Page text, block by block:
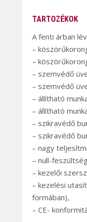
TARTOZÉKOK
A fenti árban
–
–
– szemvédő
– szemvédő
– állítható
– állítható
– szikravédő
– szikravédő
– nagy
– null-
– kezelői
– kezelési
formában),
– CE-